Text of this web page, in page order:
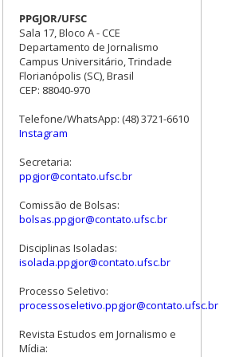
PPGJOR/UFSC
Sala 17, Bloco A - CCE
Departamento de Jornalismo
Campus Universitário, Trindade
Florianópolis (SC), Brasil
CEP: 88040-970
Telefone/WhatsApp: (48) 3721-6610
Instagram
Secretaria:
ppgjor@contato.ufsc.br
Comissão de Bolsas:
bolsas.ppgjor@contato.ufsc.br
Disciplinas Isoladas:
isolada.ppgjor@contato.ufsc.br
Processo Seletivo:
processoseletivo.ppgjor@contato.ufsc.br
Revista Estudos em Jornalismo e
Mídia: